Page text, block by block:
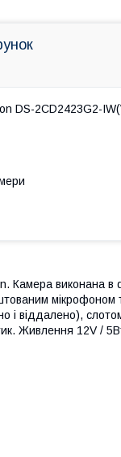
DS-2CD2423G2-
Камера виконана
мікрофоном
і віддалено),
Живлення 12V /